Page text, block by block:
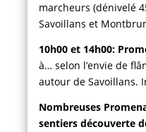
marcheurs (dénivelé
Savoillans et
10h00 et 14h00:
à… selon l’envie de
autour de Savoillans.
Nombreuses
sentiers découverte